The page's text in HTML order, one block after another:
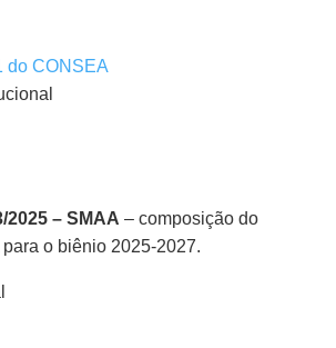
do CONSEA
2025 – SMAA – composição do
o biênio 2025-2027.